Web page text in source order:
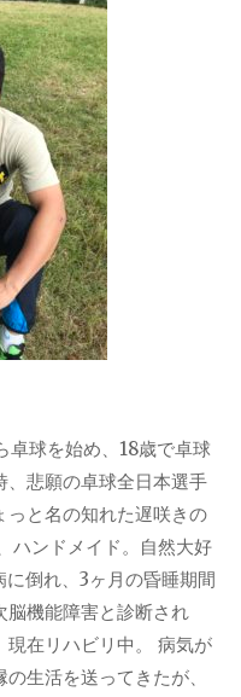
卓球を始め、18歳で卓球
、悲願の卓球全日本選手
っと名の知れた遅咲きの
ハンドメイド。自然大好
倒れ、3ヶ月の昏睡期間
脳機能障害と診断され
現在リハビリ中。 病気が
生活を送ってきたが、